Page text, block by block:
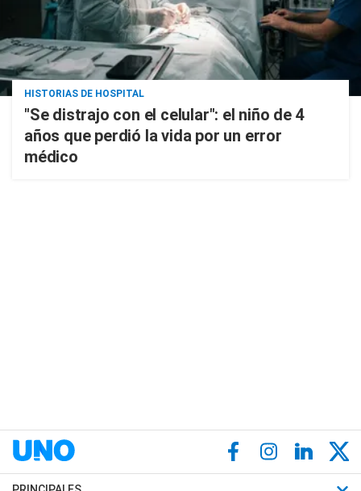
HISTORIAS DE HOSPITAL
"Se distrajo con el celular": el niño de 4
años que perdió la vida por un error
médico